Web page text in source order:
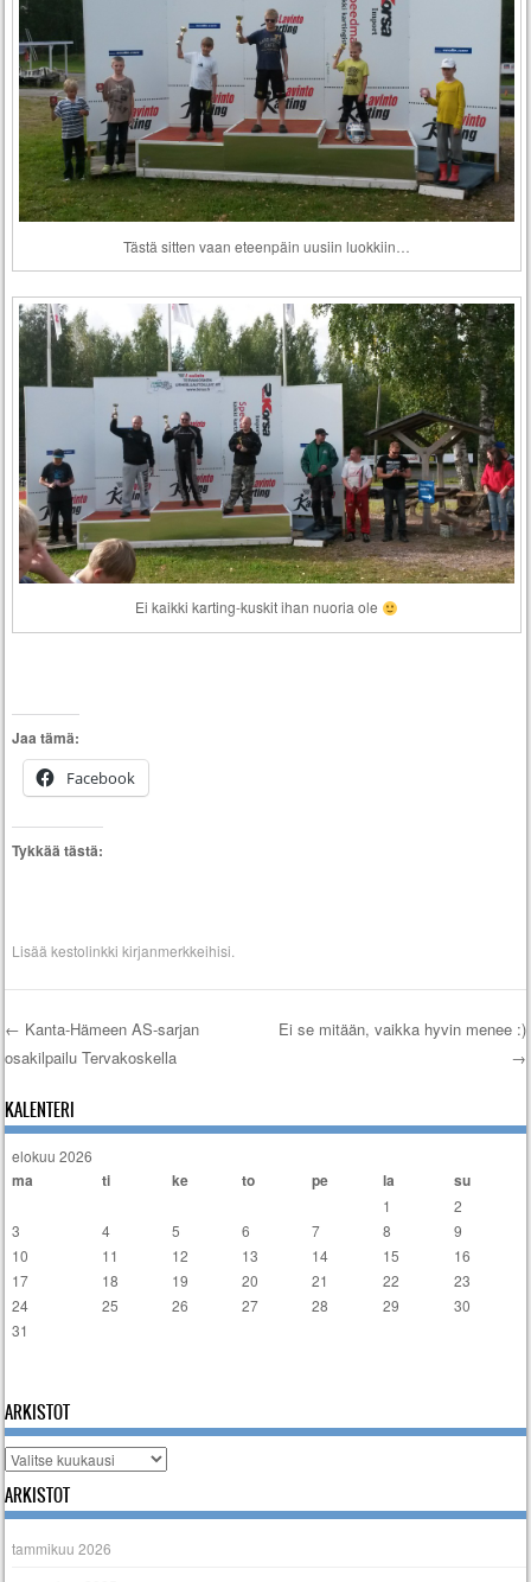
Tästä sitten vaan eteenpäin uusiin luokkiin…
Ei kaikki karting-kuskit ihan nuoria ole
Jaa tämä:
Facebook
Tykkää tästä:
Lisääkestolinkki kirjanmerkkeihisi.
Artikkelien selaus
← Kanta-Hämeen AS-sarjan
osakilpailu Tervakoskella
Ei se mitään, vaikka hyvin menee :)
→
KALENTERI
elokuu 2026
ma ti ke to pe la su
1
2
3
4 5 6 7 8
9
10
11 12 13 14 15
16
17
18 19 20 21 22
23
24
25 26 27 28 29
30
31
ARKISTOT
Arkistot
ARKISTOT
tammikuu 2026